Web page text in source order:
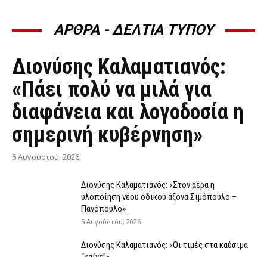
ΑΡΘΡΑ - ΔΕΛΤΙΑ ΤΥΠΟΥ
ΆΡΘΡΑ - ΔΕΛΤΊΑ ΤΎΠΟΥ
Διονύσης Καλαματιανός:
«Πάει πολύ να μιλά για
διαφάνεια και λογοδοσία η
σημερινή κυβέρνηση»
6 Αυγούστου, 2026
Διονύσης Καλαματιανός: «Στον αέρα η
υλοποίηση νέου οδικού άξονα Σιμόπουλο –
Πανόπουλο»
5 Αυγούστου, 2026
Διονύσης Καλαματιανός: «Οι τιμές στα καύσιμα